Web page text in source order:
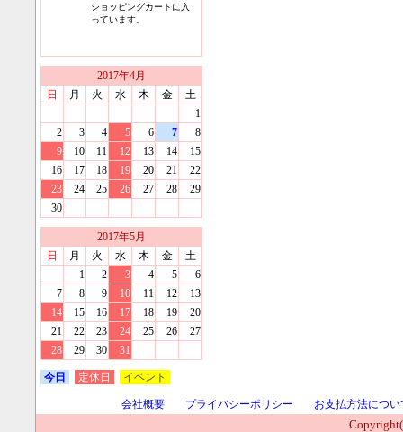
ショッピングカートに入
っています。
2017年4月
日
月 火 水 木 金
土
1
2
3 4 5 6 7
8
9
10 11 12 13 14
15
16
17 18 19 20 21
22
23
24 25 26 27 28
29
30
2017年5月
日
月 火 水 木 金
土
1
2 3 4 5
6
7
8 9 10 11 12
13
14
15 16 17 18 19
20
21
22 23 24 25 26
27
28
29 30 31
今日 定休日 イベント
会社概要 プライバシーポリシー
お支払方法につい